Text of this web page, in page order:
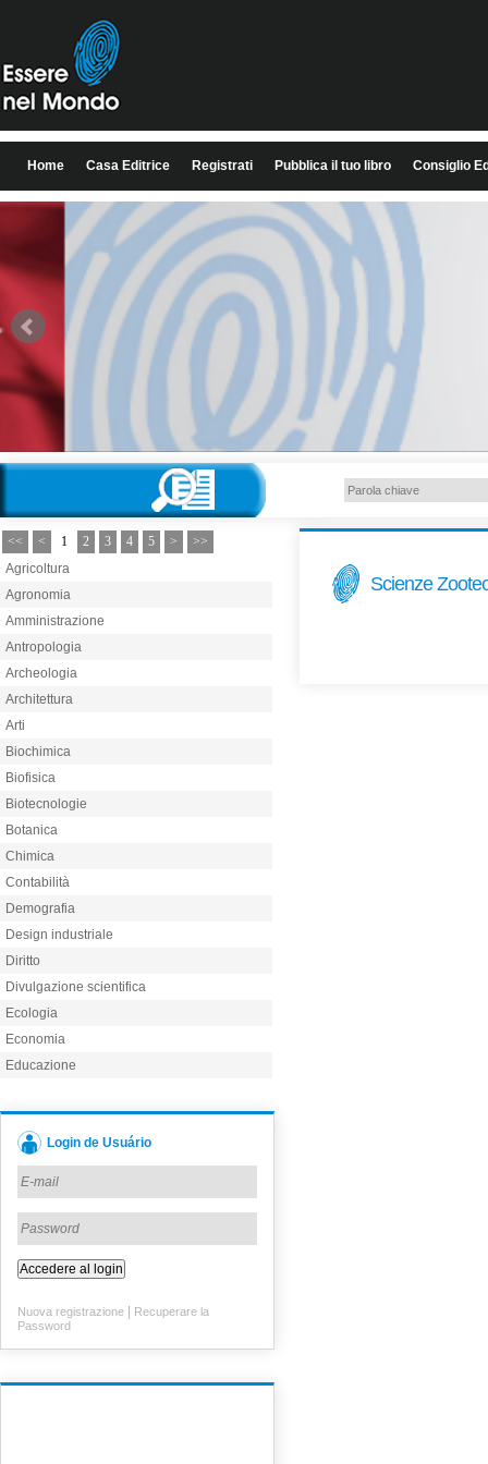
Home Casa Editrice Registrati Pubblica il tuo libro Consiglio
<< < 1 2 3 4 5 >
>>
Agricoltura
Agronomia
Amministrazione
Antropologia
Archeologia
Architettura
Arti
Biochimica
Biofisica
Biotecnologie
Botanica
Chimica
Contabilità
Demografia
Design industriale
Diritto
Divulgazione scientifica
Ecologia
Economia
Educazione
Login de Usuário
Nuova registrazione
Recuperare la
Password
Scienze